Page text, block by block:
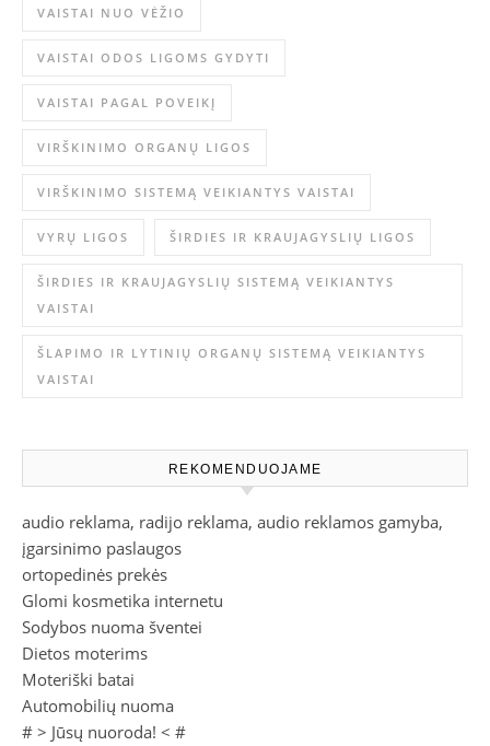
VAISTAI NUO VĖŽIO
VAISTAI ODOS LIGOMS GYDYTI
VAISTAI PAGAL POVEIKĮ
VIRŠKINIMO ORGANŲ LIGOS
VIRŠKINIMO SISTEMĄ VEIKIANTYS VAISTAI
VYRŲ LIGOS ŠIRDIES IR KRAUJAGYSLIŲ LIGOS
ŠIRDIES IR KRAUJAGYSLIŲ SISTEMĄ VEIKIANTYS
VAISTAI
ŠLAPIMO IR LYTINIŲ ORGANŲ SISTEMĄ VEIKIANTYS
VAISTAI
REKOMENDUOJAME
audio reklama, radijo reklama, audio reklamos gamyba,
įgarsinimo paslaugos
ortopedinės prekės
Glomi kosmetika internetu
Sodybos nuoma šventei
Dietos moterims
Moteriški batai
Automobilių nuoma
# > Jūsų nuoroda! < #